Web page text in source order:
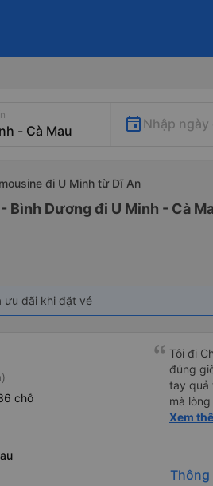
Nhập ngày
đi U Minh từ Dĩ An
Bình Dương đi U Minh - Cà
ưu đãi khi đặt vé
chỗ
Tôi đi
đúng
tay quả thật khiến tôi an tâm, mãn ý. Đường xa muôn dặm
mà
cẩn,
Xem